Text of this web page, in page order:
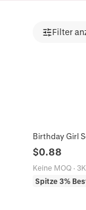
Filter
Birthday Girl
$0.88
Keine MOQ·
Spitze 3%